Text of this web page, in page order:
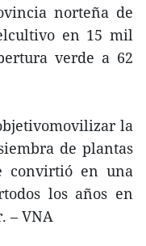
norteña de
en 15 mil
verde a 62
la
de plantas
convirtió en una
los años en
– VNA